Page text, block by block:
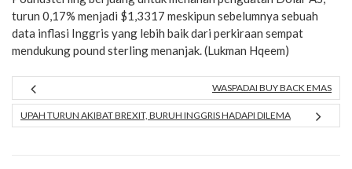
turun 0,17% menjadi $1,3317 meskipun sebelumnya sebuah
data inflasi Inggris yang lebih baik dari perkiraan sempat
mendukung pound sterling menanjak. (Lukman Hqeem)
WASPADAI BUY BACK EMAS
UPAH TURUN AKIBAT BREXIT, BURUH INGGRIS HADAPI DILEMA